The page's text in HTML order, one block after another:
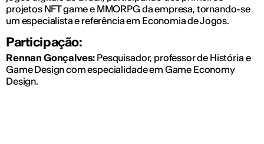
projetos NFT game e MMORPG da empresa, tornando-se
um especialista e referência em Economia de Jogos.
Participação:
Rennan Gonçalves: Pesquisador, professor de História e
Game Design com especialidade em Game Economy
Design.